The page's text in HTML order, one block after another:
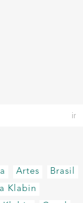
Artes
Brasil
Klabin